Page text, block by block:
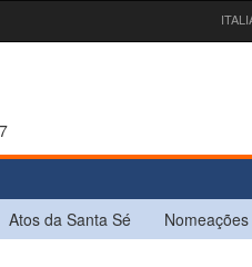
Atos da Santa Sé Nomeações